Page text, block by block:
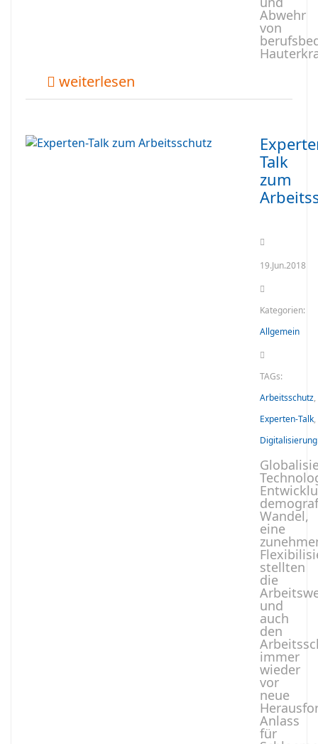
Abwehr
von
weiterlesen
Talk
zum
19.Jun.2018
Kategorien:
Allgemein
TAGs:
Arbeitsschutz,
Experten-Talk,
Digitalisierung
Wandel,
eine
stellten
die
und
auch
den
immer
wieder
vor
neue
Anlass
für